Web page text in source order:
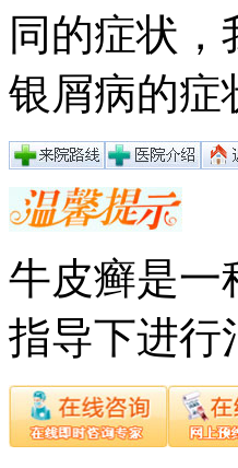
同的症状
银屑病的症
牛皮癣是一
指导下进行